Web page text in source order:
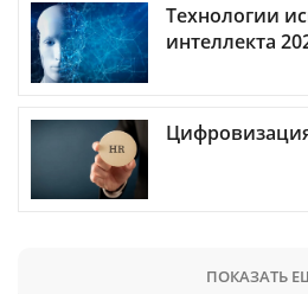
Технологии
интеллекта
ПОКАЗАТЬ